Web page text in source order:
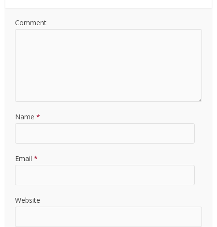
Comment
Name *
Email *
Website